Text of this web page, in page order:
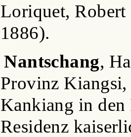
Loriquet,
1886).
Nantschang,
Provinz Kiangsi,
Kankiang in den
Residenz